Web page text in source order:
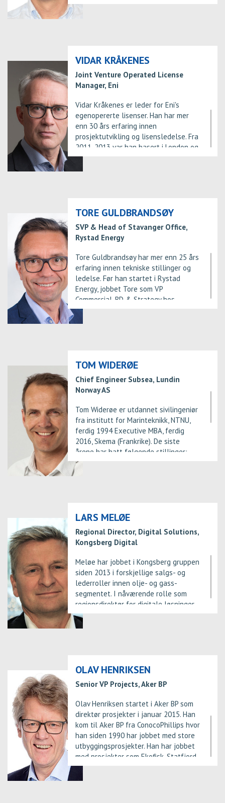
prosjektleder Statfjord Late Life,
Norne gasseksport, Gullfaks
VIDAR KRÅKENES
Joint Venture Operated License
Manager, Eni
Vidar Kråkenes er leder for Eni's
egenopererte lisenser. Han har mer
enn 30 års erfaring innen
prosjektutvikling og lisensledelse. Fra
2011-2013 var han basert i London og
ledet oppfølging av partneropererte
TORE GULDBRANDSØY
SVP & Head of Stavanger Office,
Rystad Energy
Tore Guldbrandsøy har mer enn 25 års
erfaring innen tekniske stillinger og
ledelse. Før han startet i Rystad
Energy, jobbet Tore som VP
Commercial, BD & Strategy hos
Talisman Norway. Han har arbeidet for
grad i Petroleumsteknologi fra Norges
universitet - NTNU.
TOM WIDERØE
Chief Engineer Subsea, Lundin
Norway AS
Tom Widerøe er utdannet sivilingeniør
fra institutt for Marinteknikk, NTNU,
ferdig 1994 Executive MBA, ferdig
2016, Skema (Frankrike). De siste
årene har hatt følgende stillinger:
Chief Engineer Subsea, Lundin Norway
Development, Lundin. Lundins første
(2010 - 2012) Project Engineer, Lundin
Norway AS, (2010 - 2010) Manager
Engineering, FMC Production Services,
(2007 - 2010) Project Manager, AGR
Petroleum Services, samt flere
stillinger i Aker Kværner Subsea. Tom
er styremedlem Subsea Valley (2013 -
undervann, NORSOK.
LARS MELØE
Regional Director, Digital Solutions,
Kongsberg Digital
Meløe har jobbet i Kongsberg gruppen
siden 2013 i forskjellige salgs- og
lederroller innen olje- og gass-
segmentet. I nåværende rolle som
regionsdirektør for digitale løsninger
har han ansvar for strategiske kunder
og partnere i Skandinavia og EMEA.
management, M&A, branding, og
utdannet ingeniør i kybernetikk, samt
bedriftsøkonom.
OLAV HENRIKSEN
Senior VP Projects, Aker BP
Olav Henriksen startet i Aker BP som
direktør prosjekter i januar 2015. Han
kom til Aker BP fra ConocoPhillips hvor
han siden 1990 har jobbet med store
utbyggingsprosjekter. Han har jobbet
med prosjekter som Ekofisk, Statfjord,
Gullfaks, Oseberg og Eldfisk i sin
lange arbeidserfaring hos både